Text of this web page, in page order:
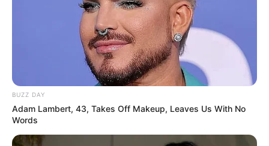
BUZZ DAY
Adam Lambert, 43, Takes Off Makeup, Leaves Us With No
Words